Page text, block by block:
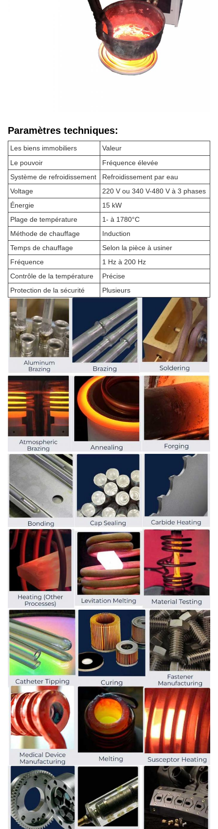
Paramètres techniques:
Les biens immobiliers
Valeur
Le pouvoir
Fréquence élevée
Système de refroidissement
Refroidissement par eau
Voltage
220 V ou 340 V-480 V à 3 phases
Énergie
15 kW
Plage de température
1- à 1780°C
Méthode de chauffage
Induction
Temps de chauffage
Selon la pièce à usiner
Fréquence
1 Hz à 200 Hz
Contrôle de la température
Précise
Protection de la sécurité
Plusieurs